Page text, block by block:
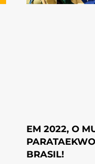
EM 2022, O
BRASIL!